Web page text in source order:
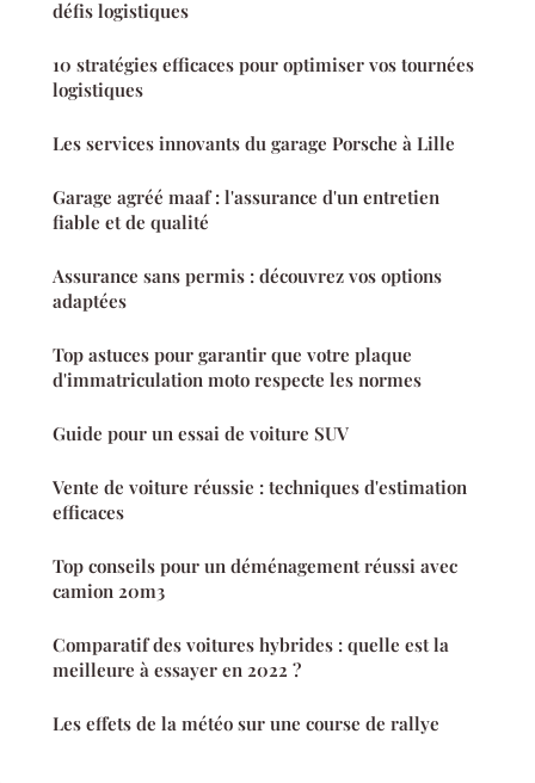
défis logistiques
10 stratégies efficaces pour optimiser vos tournées
logistiques
Les services innovants du garage Porsche à Lille
Garage agréé maaf : l'assurance d'un entretien
fiable et de qualité
Assurance sans permis : découvrez vos options
adaptées
Top astuces pour garantir que votre plaque
d'immatriculation moto respecte les normes
Guide pour un essai de voiture SUV
Vente de voiture réussie : techniques d'estimation
efficaces
Top conseils pour un déménagement réussi avec
camion 20m3
Comparatif des voitures hybrides : quelle est la
meilleure à essayer en 2022 ?
Les effets de la météo sur une course de rallye